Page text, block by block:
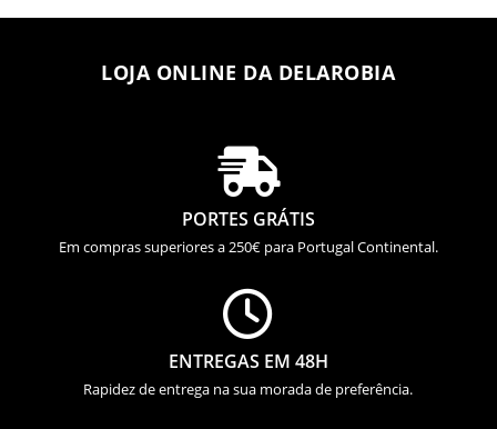
LOJA ONLINE DA DELAROBIA

PORTES GRÁTIS
Em compras superiores a 250€ para Portugal Continental.

ENTREGAS EM 48H
Rapidez de entrega na sua morada de preferência.